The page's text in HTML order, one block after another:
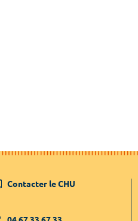
Contacter le CHU